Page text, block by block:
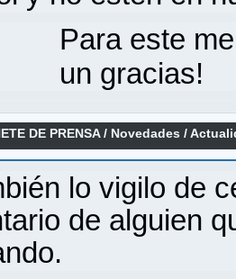
Para este
un gracias!
DE PRENSA/ Novedades /
lo vigilo de
de alguien